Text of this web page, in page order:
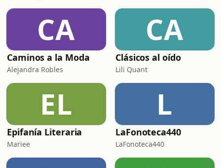
CA
Caminos a la Moda
Alejandra Robles
CA
Clásicos al oído
Lili Quant
EL
Epifanía Literaria
Mariee
L
LaFonoteca440
LaFonoteca440